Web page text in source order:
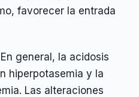
favorecer la entrada
En general, la acidosis
hiperpotasemia y la
Las alteraciones